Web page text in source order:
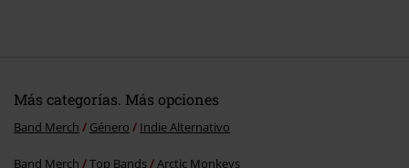
Más categorías. Más opciones
Band Merch Género Indie Alternativo
Band Merch Top Bands Arctic Monkeys